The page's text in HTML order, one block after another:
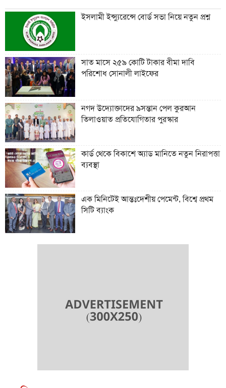
ইসলামী ইন্স্যুরেন্সে বোর্ড সভা নিয়ে নতুন প্রশ্ন
সাত মাসে ২৫৯ কোটি টাকার বীমা দাবি
পরিশোধ সোনালী লাইফের
নগদ উদ্যোক্তাদের ৯সন্তান পেল কুরআন
তিলাওয়াত প্রতিযোগিতার পুরস্কার
কার্ড থেকে বিকাশে অ্যাড মানিতে নতুন নিরাপত্তা
ব্যবস্থা
এক মিনিটেই আন্তঃদেশীয় পেমেন্ট, বিশ্বে প্রথম
সিটি ব্যাংক